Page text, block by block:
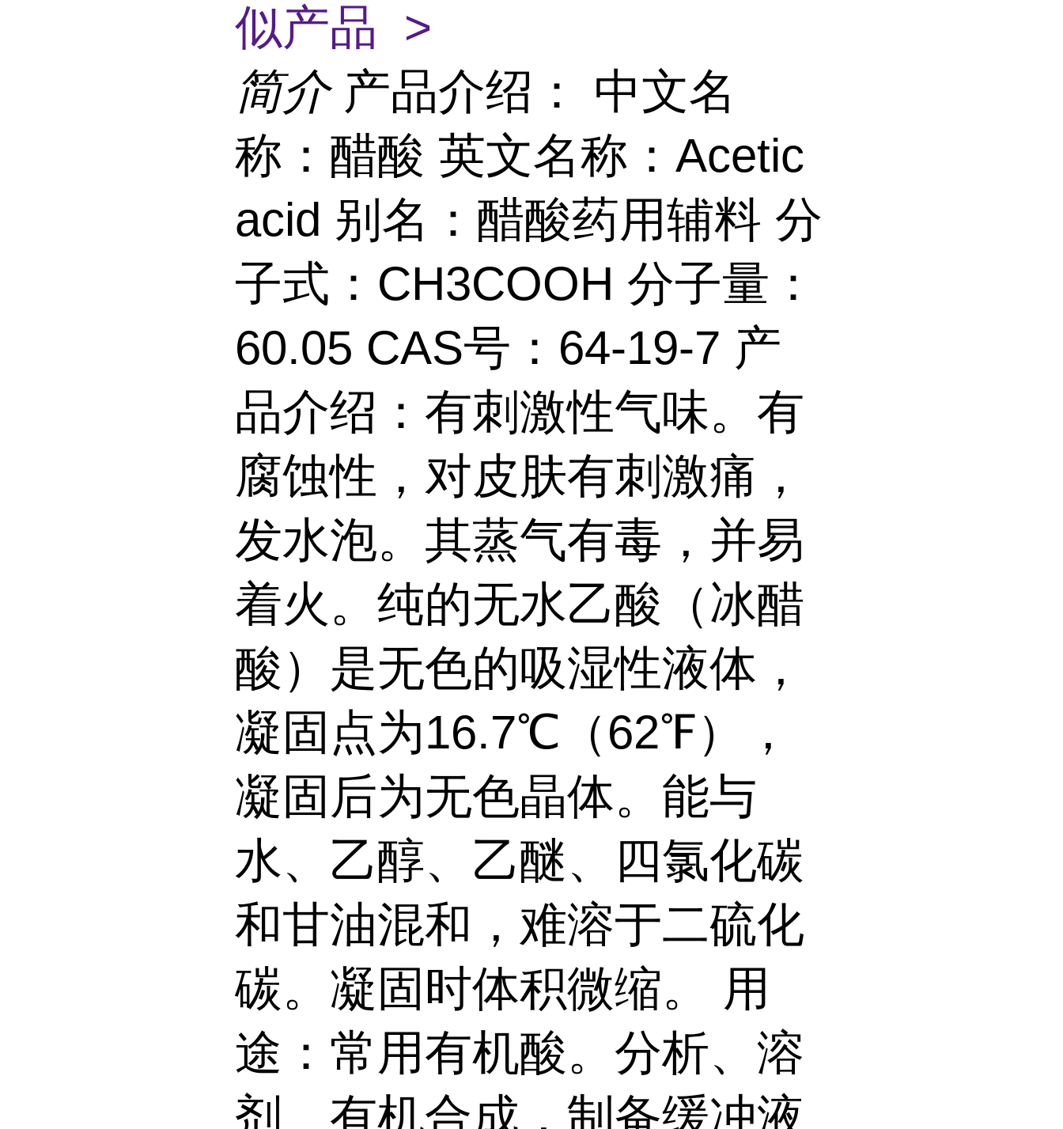
似产品 >
简介 产品介绍： 中文名
称：醋酸 英文名称：Acetic
acid 别名：醋酸药用辅料 分
子式：CH3COOH 分子量：
60.05 CAS号：64-19-7 产
品介绍：有刺激性气味。有
腐蚀性，对皮肤有刺激痛，
发水泡。其蒸气有毒，并易
着火。纯的无水乙酸（冰醋
酸）是无色的吸湿性液体，
凝固点为16.7℃（62℉），
凝固后为无色晶体。能与
水、乙醇、乙醚、四氯化碳
和甘油混和，难溶于二硫化
碳。凝固时体积微缩。 用
途：常用有机酸。分析、溶
剂、有机合成，制备缓冲液